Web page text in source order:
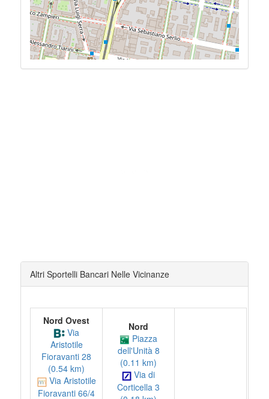
Altri Sportelli Bancari Nelle Vicinanze
Nord Ovest
Via
Aristotile
Fioravanti 28
(0.54 km)
Via Aristotile
Fioravanti 66/4
Nord
Piazza
dell'Unità 8
(0.11 km)
Via di
Corticella 3